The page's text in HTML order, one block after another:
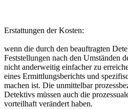
Erstattungen der Kosten:
wenn die durch den beauftragten
Feststellungen nach den Umständen
nicht anderweitig einfacher zu
eines Ermittlungsberichts und
machen ist. Die unmittelbar
Detektivs müssen auch die
vorteilhaft verändert haben.